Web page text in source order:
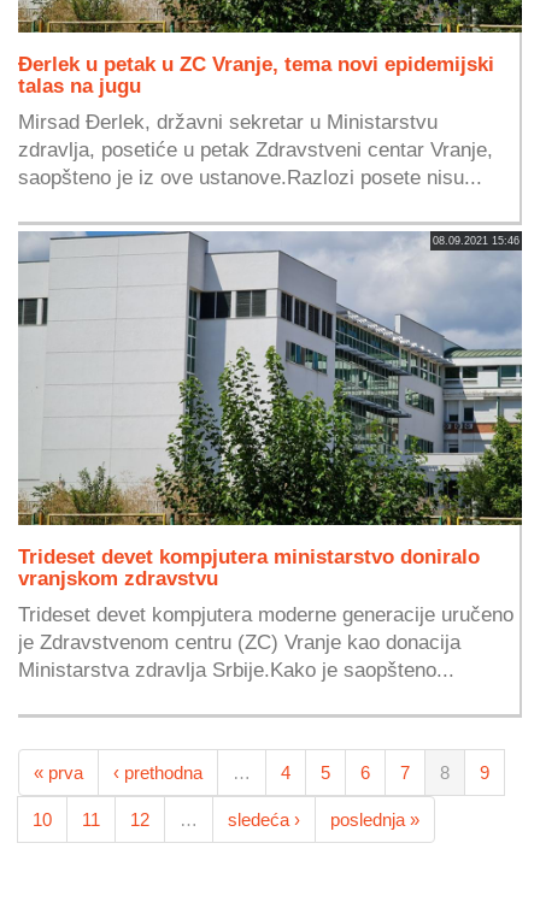
Đerlek u petak u ZC Vranje, tema novi epidemijski
talas na jugu
Mirsad Đerlek, državni sekretar u Ministarstvu
zdravlja, posetiće u petak Zdravstveni centar Vranje,
saopšteno je iz ove ustanove.Razlozi posete nisu...
08.09.2021 15:46
Trideset devet kompjutera ministarstvo doniralo
vranjskom zdravstvu
Trideset devet kompjutera moderne generacije uručeno
je Zdravstvenom centru (ZC) Vranje kao donacija
Ministarstva zdravlja Srbije.Kako je saopšteno...
« prva ‹ prethodna … 4 5 6 7 8 9
10 11 12 … sledeća › poslednja »